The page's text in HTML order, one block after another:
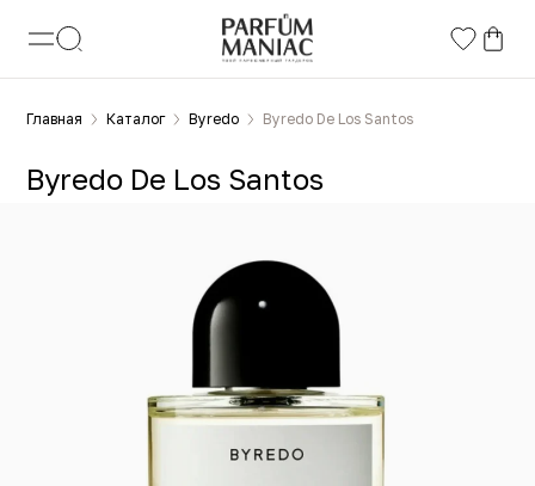
Главная Каталог Byredo Byredo De Los Santos
Byredo De Los Santos